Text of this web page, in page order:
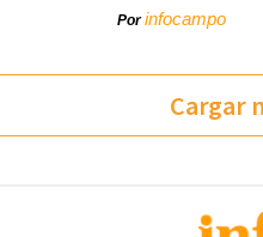
Porinfocampo
Cargar